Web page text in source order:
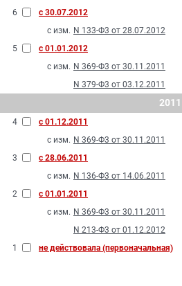
6
с 30.07.2012
с изм. N 133-Ф3 от 28.07.2012
5
с 01.01.2012
с изм. N 369-Ф3 от 30.11.2011
N 379-Ф3 от 03.12.2011
2011
4
с 01.12.2011
с изм. N 369-Ф3 от 30.11.2011
3
с 28.06.2011
с изм. N 136-Ф3 от 14.06.2011
2
с 01.01.2011
с изм. N 369-Ф3 от 30.11.2011
N 213-Ф3 от 01.12.2012
1
не действовала (первоначальная)